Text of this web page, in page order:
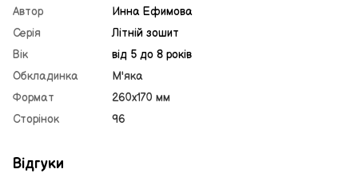
Автор
Инна Ефимова
Серія
Літній зошит
Вік
від 5 до 8 років
Обкладинка
М'яка
Формат
260х170 мм
Сторінок
96
Відгуки